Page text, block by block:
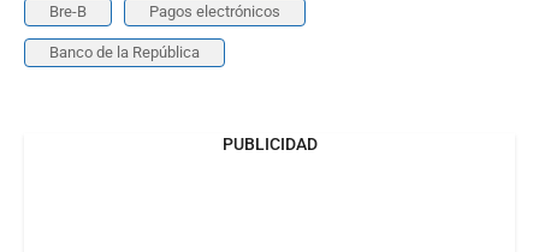
Bre-B Pagos electrónicos
Banco de la República
PUBLICIDAD